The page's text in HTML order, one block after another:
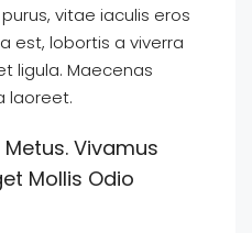
vitae iaculis eros
est, lobortis a viverra
ligula. Maecenas
laoreet.
Vivamus
Mollis Odio